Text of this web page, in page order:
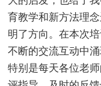
育教学和新方法理
明了方向。在本次
不断的交流互动中
特别是每天各位老